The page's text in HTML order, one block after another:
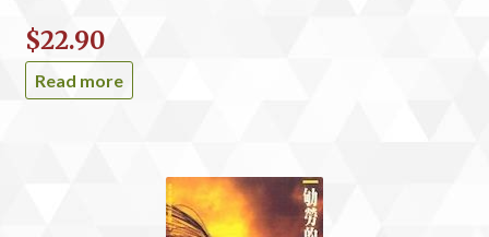
$22.90
Read more